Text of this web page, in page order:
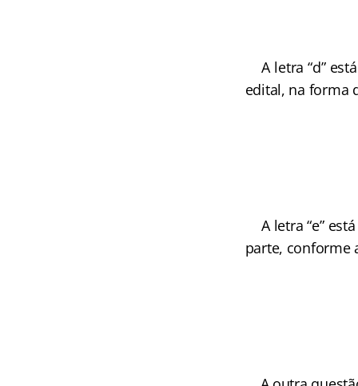
A letra “d”
edital, na forma
A letra “e”
parte, conforme